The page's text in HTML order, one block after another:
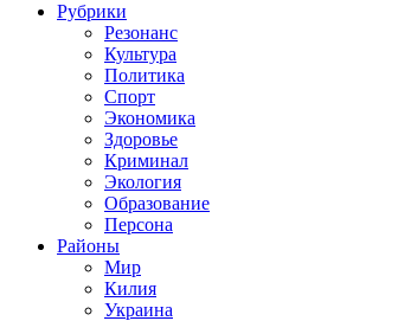
Рубрики
Резонанс
Культура
Политика
Спорт
Экономика
Здоровье
Криминал
Экология
Образование
Персона
Районы
Мир
Килия
Украина